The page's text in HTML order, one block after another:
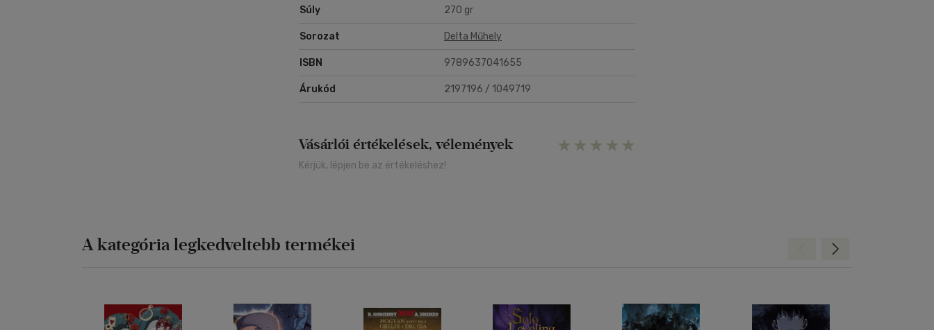
Súly 270 gr
Sorozat Delta Műhely
ISBN 9789637041655
Árukód 2197196 / 1049719
Vásárlói értékelések, vélemények
Kérjük, lépjen be az értékeléshez!
A kategória legkedveltebb termékei Előre